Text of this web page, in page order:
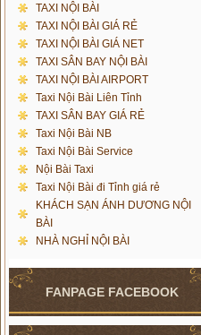
TAXI NỘI BÀI
TAXI NỘI BÀI GIÁ RẺ
TAXI NỘI BÀI GIÁ NET
TAXI SÂN BAY NỘI BÀI
TAXI NỘI BÀI AIRPORT
Taxi Nội Bài Liên Tỉnh
TAXI SÂN BAY GIÁ RẺ
Taxi Nội Bài NB
Taxi Nội Bài Service
Nội Bài Taxi
Taxi Nội Bài đi Tỉnh giá rẻ
KHÁCH SẠN ÁNH DƯƠNG NỘI
BÀI
NHÀ NGHỈ NỘI BÀI
FANPAGE FACEBOOK